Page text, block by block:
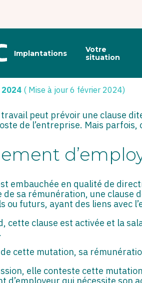
Principal
Implantations
Votre
situation
DE
2024 ( Mise à jour 6 février 2024)
peut prévoir une clause
de l’entreprise. Mais
embauchée en qualité de
de sa rémunération, une clause
ou futurs, ayant des liens avec
cette clause est activée et la
cette mutation, sa
elle conteste cette